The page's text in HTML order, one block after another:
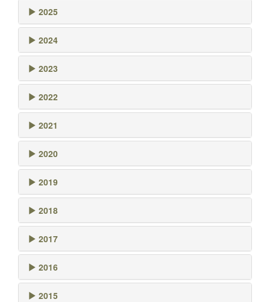
2025
2024
2023
2022
2021
2020
2019
2018
2017
2016
2015